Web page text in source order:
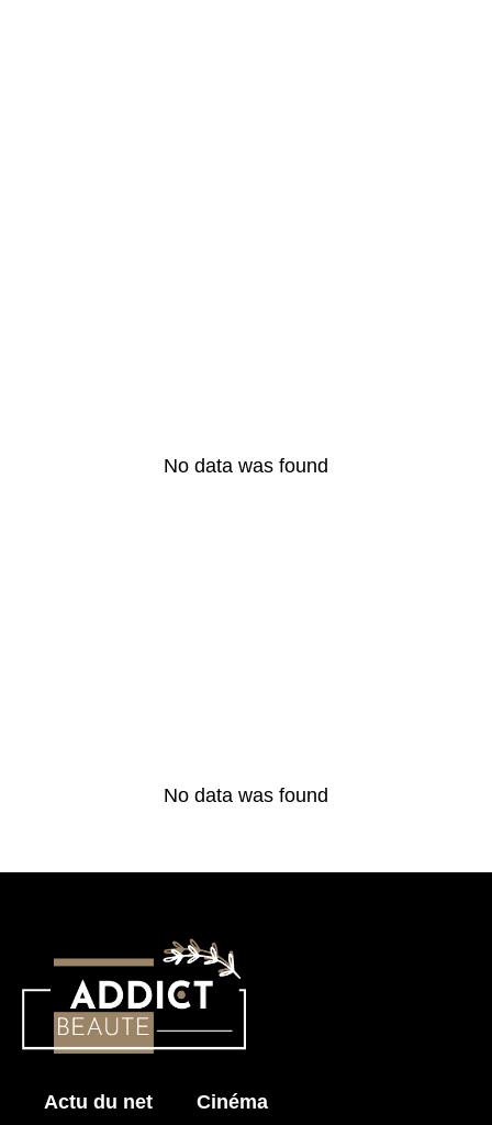
No data was found
No data was found
Actu du net Cinéma